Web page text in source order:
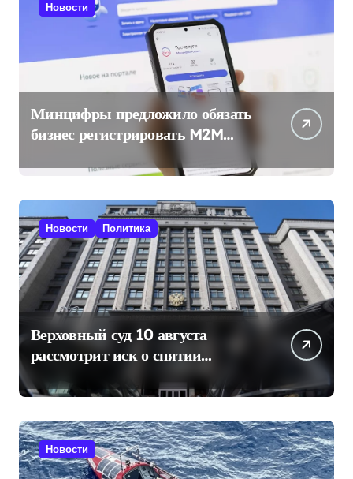
Новости
Минцифры предложило обязать
бизнес регистрировать M2M
SIM-карты через «Госуслуги»
Новости Политика
Верховный суд 10 августа
рассмотрит иск о снятии
«Яблока» с выборов в Госдуму
Новости